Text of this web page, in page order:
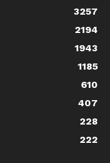
3257
2194
1943
1185
610
407
228
222